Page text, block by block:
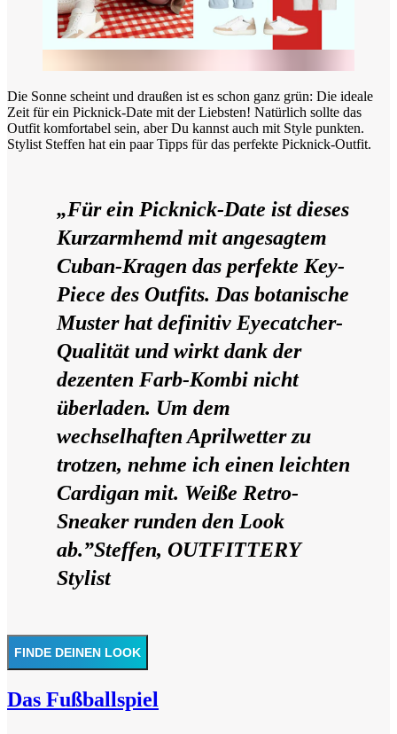
Die Sonne scheint und draußen ist es schon ganz grün: Die ideale
Zeit für ein Picknick-Date mit der Liebsten! Natürlich sollte das
Outfit komfortabel sein, aber Du kannst auch mit Style punkten.
Stylist Steffen hat ein paar Tipps für das perfekte Picknick-Outfit.
„Für ein Picknick-Date ist dieses
Kurzarmhemd mit angesagtem
Cuban-Kragen das perfekte Key-
Piece des Outfits. Das botanische
Muster hat definitiv Eyecatcher-
Qualität und wirkt dank der
dezenten Farb-Kombi nicht
überladen. Um dem
wechselhaften Aprilwetter zu
trotzen, nehme ich einen leichten
Cardigan mit. Weiße Retro-
Sneaker runden den Look
ab.”Steffen, OUTFITTERY
Stylist
FINDE DEINEN LOOK
Das Fußballspiel